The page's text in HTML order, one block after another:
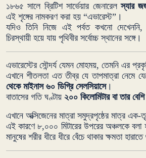
১৮৬৫ সালে ব্রিটিশ সার্ভেয়ার জেনারেলস্যার
এই শৃঙ্গের নামকরণ করা হয় “এভারেস্ট”।
যদিও তিনি নিজে এই পর্বত কখনো
চিরস্থায়ী হয়ে যায় পৃথিবীর সর্বোচ্চ স্থানের সঙ্গে।
এভারেস্টের সৌন্দর্য যেমন মোহময়, তেমনি এর
এখানে শীতলতা এত তীব্র যে তাপমাত্রা নেমে
থেকে মাইনাস ৬০ ডিগ্রি সেলসিয়াসে।
বাতাসের গতি ঘণ্টায় ২০০ কিলোমিটার বা তার বেশি
এখানে অক্সিজেনের মাত্রা সমুদ্রপৃষ্ঠের মাত্র এক-
এই কারণে ৮,০০০ মিটারের উপরের অঞ্চলকে বলা
মানুষের শরীর ধীরে ধীরে বেঁচে থাকার ক্ষমতা